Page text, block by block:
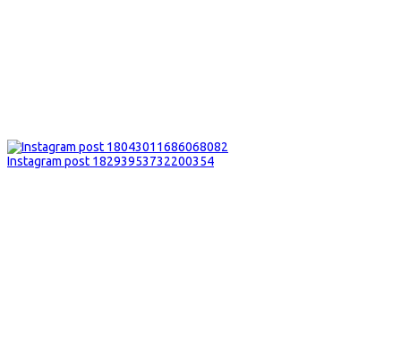
Instagram post 18293953732200354